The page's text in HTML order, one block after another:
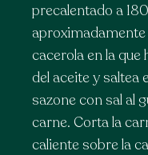
Warning:
must be of
null given
/home/
content/
precalentado a
cacerola en la que
del aceite y saltea
sazone con sal al
carne. Corta la
caliente sobre la